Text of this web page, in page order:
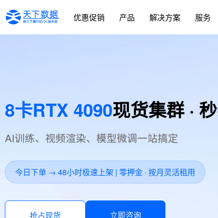
优惠促销 产品 解决方案 服务
8卡RTX 4090现货集群 ·
AI训练、视频渲染、模型微调一站搞定
今日下单 → 48小时极速上架 | 零押金 · 按月灵活租用
抢占现货 立即咨询